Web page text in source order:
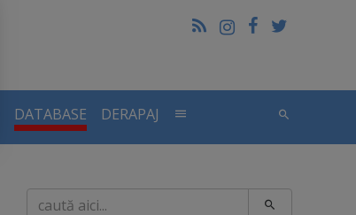
DATABASE DERAPAJ
Caută